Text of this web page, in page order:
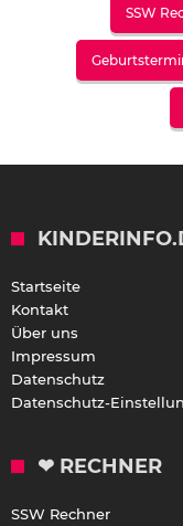
SSW
Startseite
Kontakt
Über uns
Impressum
Datenschutz
Datenschutz-
❤ RECHNER
SSW Rechner